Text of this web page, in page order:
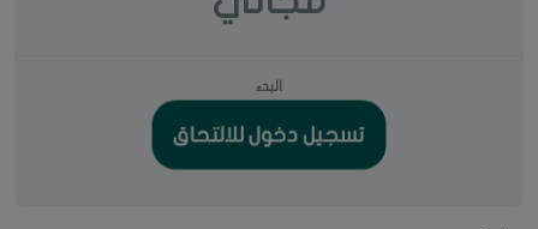
البدء
تسجيل دخول للالتحاق